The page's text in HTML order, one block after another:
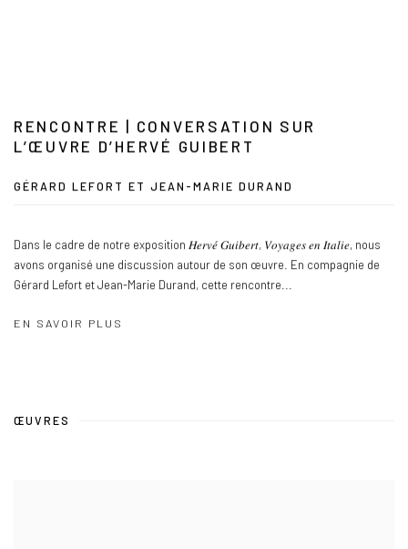
RENCONTRE | CONVERSATION SUR
L’ŒUVRE D’HERVÉ GUIBERT
GÉRARD LEFORT ET JEAN-MARIE DURAND
Dans le cadre de notre exposition 𝐻𝑒𝑟𝑣𝑒́ 𝐺𝑢𝑖𝑏𝑒𝑟𝑡, 𝑉𝑜𝑦𝑎𝑔𝑒𝑠 𝑒𝑛 𝐼𝑡𝑎𝑙𝑖𝑒, nous
avons organisé une discussion autour de son œuvre. En compagnie de
Gérard Lefort et Jean-Marie Durand, cette rencontre...
EN SAVOIR PLUS
ŒUVRES